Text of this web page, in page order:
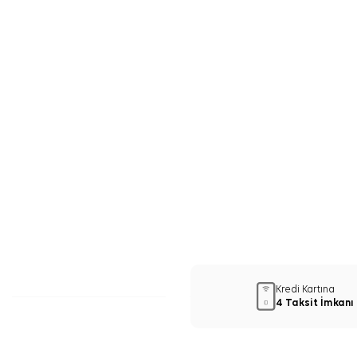
Kredi Kartına
4 Taksit İmkanı